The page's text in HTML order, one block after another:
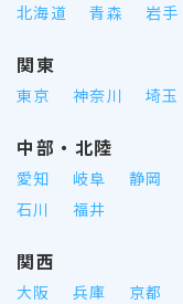
北海道 青森 岩手
関東
東京 神奈川 埼玉
中部・北陸
愛知 岐阜 静岡
石川
福井
関西
大阪 兵庫 京都